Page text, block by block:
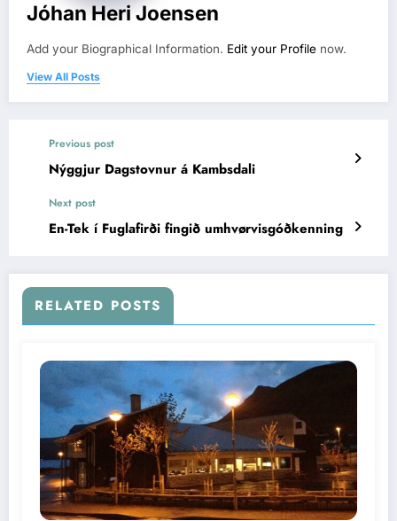
Jóhan Heri Joensen
Add your Biographical Information. Edit your Profile now.
View All Posts
Previous post
Nýggjur Dagstovnur á Kambsdali
Next post
En-Tek í Fuglafirði fingið umhvørvisgóðkenning
RELATED POSTS